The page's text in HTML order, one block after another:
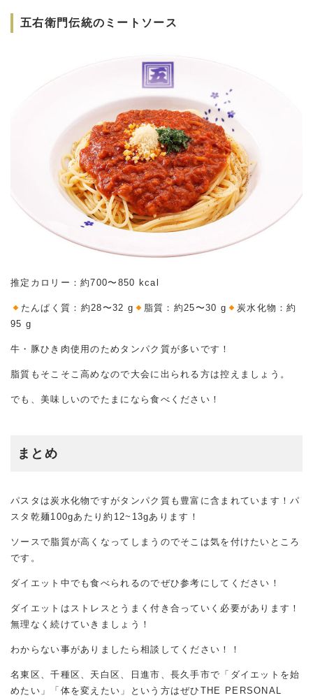
五右衛門伝統のミートソース
推定カロリー：約700〜850 kcal
たんぱく質：約28〜32 g 脂質：約25〜30 g
炭水化物：約
95 g
牛・豚ひき肉使用のためタンパク質が多いです！
脂質もそこそこ高めなので大会に出られる方は控えましょう。
でも、美味しいのでたまになら食べください！
まとめ
パスタは炭水化物ですがタンパク質も豊富に含まれています！パ
スタ乾麺100gあたり約12~13gあります！
ソースで脂質が高くなってしまうのでそこは気を付けたいところ
です。
ダイエット中でも食べられるのでぜひ参考にしてください！
ダイエットはストレスとうまく付き合っていく必要があります！
無理なく続けていきましょう！
わからない事がありましたら相談してください！！
名東区、千種区、天白区、日進市、長久手市で「ダイエットを始
めたい」「体を変えたい」という方はぜひ THE PERSONAL